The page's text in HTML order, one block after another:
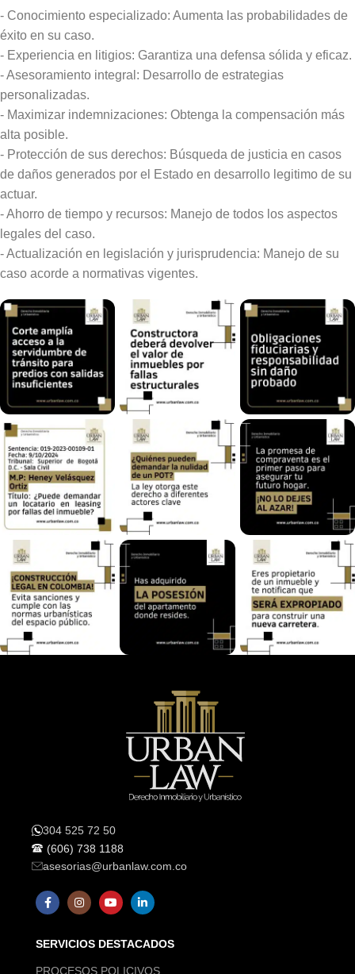
- Conocimiento especializado: Aumenta las probabilidades de
éxito en su caso.
- Experiencia en litigios: Garantiza una defensa sólida y eficaz.
- Asesoramiento integral: Desarrollo de estrategias
personalizadas.
- Maximizar indemnizaciones: Obtenga la compensación más
alta posible.
- Protección de sus derechos: Búsqueda de justicia en casos
de daños generados por el Estado en desarrollo legitimo de su
actuar.
- Ahorro de tiempo y recursos: Manejo de todos los aspectos
legales del caso.
- Actualización en legislación y jurisprudencia: Manejo de su
caso acorde a normativas vigentes.
304 525 72 50
(606) 738 1188
asesorias@urbanlaw.com.co
SERVICIOS DESTACADOS
PROCESOS POLICIVOS